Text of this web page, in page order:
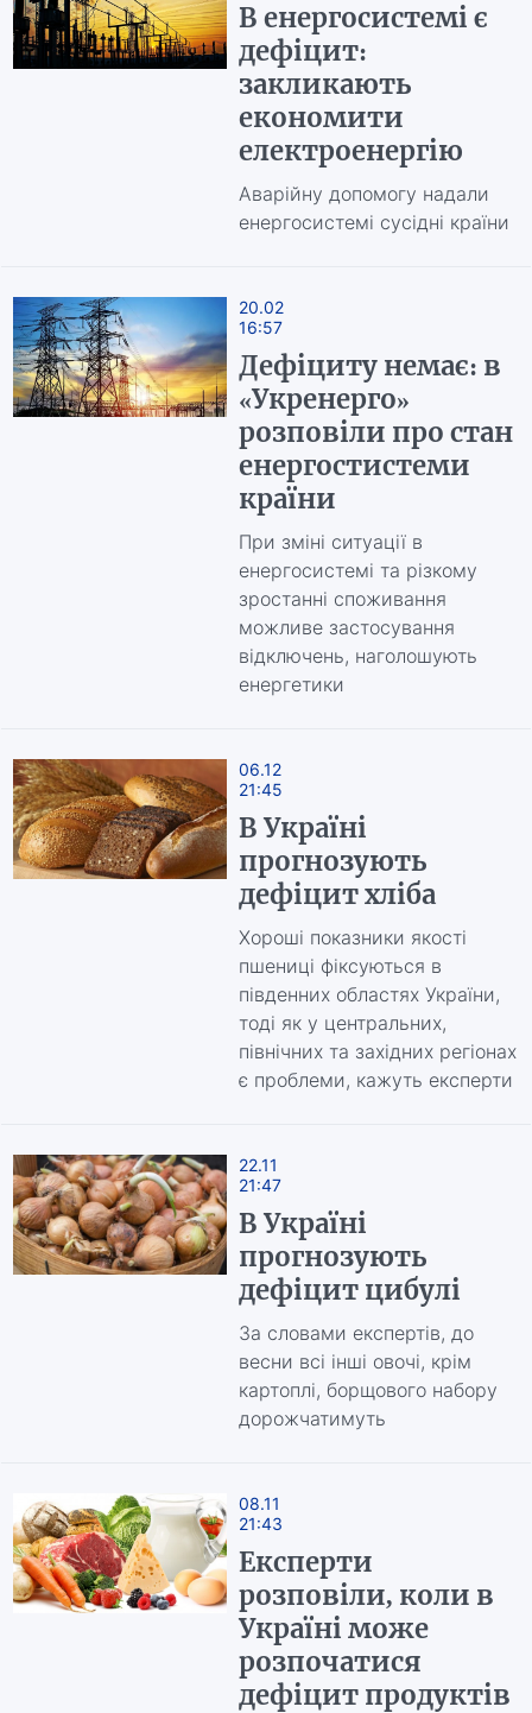
В енергосистемі є
дефіцит:
закликають
економити
електроенергію
Аварійну допомогу надали
енергосистемі сусідні країни
20.02
16:57
Дефіциту немає: в
«Укренерго»
розповіли про стан
енергостистеми
країни
При зміні ситуації в
енергосистемі та різкому
зростанні споживання
можливе застосування
відключень, наголошують
енергетики
06.12
21:45
В Україні
прогнозують
дефіцит хліба
Хороші показники якості
пшениці фіксуються в
південних областях України,
тоді як у центральних,
північних та західних регіонах
є проблеми, кажуть експерти
22.11
21:47
В Україні
прогнозують
дефіцит цибулі
За словами експертів, до
весни всі інші овочі, крім
картоплі, борщового набору
дорожчатимуть
08.11
21:43
Експерти
розповіли, коли в
Україні може
розпочатися
дефіцит продуктів